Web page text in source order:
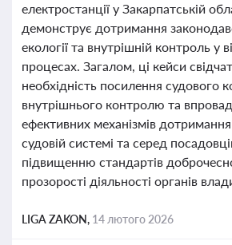
електростанції у Закарпатській
демонструє дотримання
екології та внутрішній контроль у
процесах. Загалом, ці кейси
необхідність посилення судового
внутрішнього контролю та
ефективних механізмів
судовій системі та серед
підвищенню стандартів
прозорості діяльності органів
LIGA ZAKON, 14 лютого 2026